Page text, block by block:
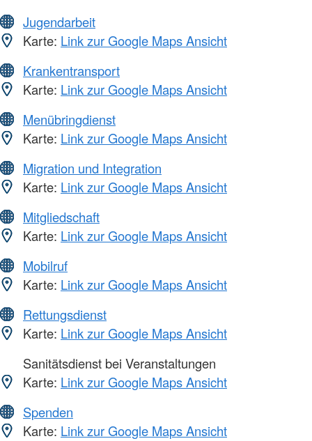
Jugendarbeit
Karte: Link zur Google Maps Ansicht
Krankentransport
Karte: Link zur Google Maps Ansicht
Menübringdienst
Karte: Link zur Google Maps Ansicht
Migration und Integration
Karte: Link zur Google Maps Ansicht
Mitgliedschaft
Karte: Link zur Google Maps Ansicht
Mobilruf
Karte: Link zur Google Maps Ansicht
Rettungsdienst
Karte: Link zur Google Maps Ansicht
Sanitätsdienst bei Veranstaltungen
Karte: Link zur Google Maps Ansicht
Spenden
Karte: Link zur Google Maps Ansicht